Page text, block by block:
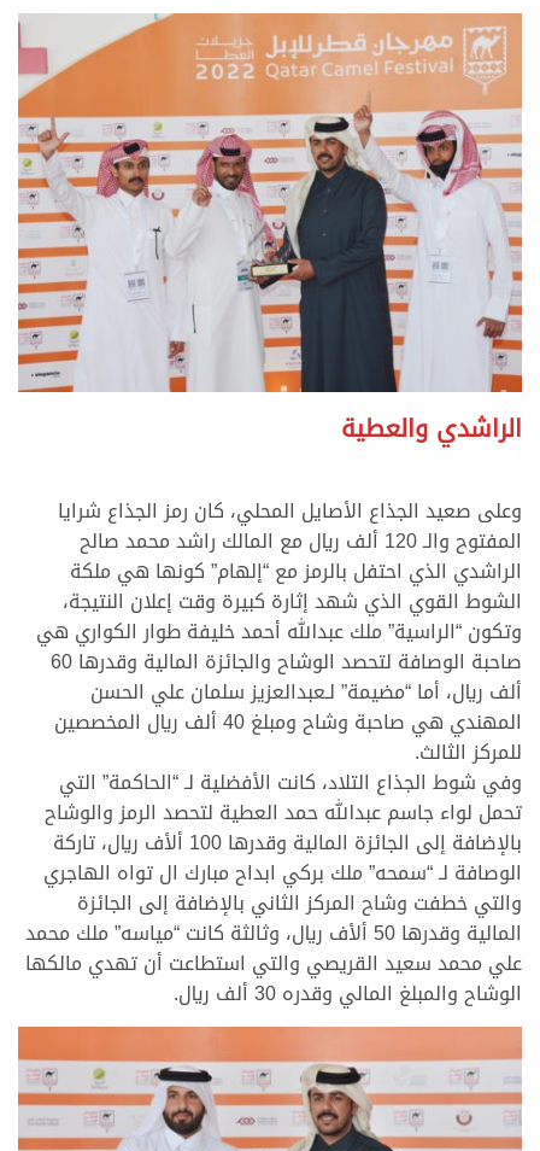
الراشدي والعطية
وعلى صعيد الجذاع الأصايل المحلي، كان رمز الجذاع شرايا
المفتوح والـ 120 ألف ريال مع المالك راشد محمد صالح
الراشدي الذي احتفل بالرمز مع “إلهام” كونها هي ملكة
الشوط القوي الذي شهد إثارة كبيرة وقت إعلان النتيجة،
وتكون “الراسية” ملك عبدالله أحمد خليفة طوار الكواري هي
صاحبة الوصافة لتحصد الوشاح والجائزة المالية وقدرها 60
ألف ريال، أما “مضيمة” لـعبدالعزيز سلمان علي الحسن
المهندي هي صاحبة وشاح ومبلغ 40 ألف ريال المخصصين
للمركز الثالث.
وفي شوط الجذاع التلاد، كانت الأفضلية لـ “الحاكمة” التي
تحمل لواء جاسم عبدالله حمد العطية لتحصد الرمز والوشاح
بالإضافة إلى الجائزة المالية وقدرها 100 ألأف ريال، تاركة
الوصافة لـ “سمحه” ملك بركي ابداح مبارك ال تواه الهاجري
والتي خطفت وشاح المركز الثاني بالإضافة إلى الجائزة
المالية وقدرها 50 ألأف ريال، وثالثة كانت “مياسه” ملك محمد
علي محمد سعيد القريصي والتي استطاعت أن تهدي مالكها
الوشاح والمبلغ المالي وقدره 30 ألف ريال.